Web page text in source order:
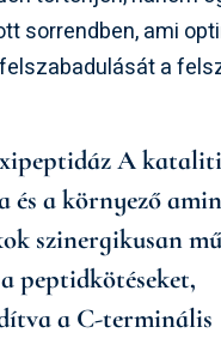
sorrendben, ami
a
A
és a környező
szinergikusan
peptidkötéseket,
a C-terminális